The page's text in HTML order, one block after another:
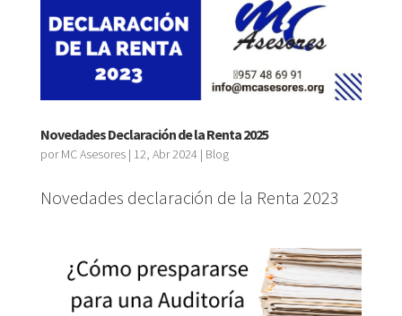
Novedades Declaración de la Renta 2025
porMC Asesores| 12, Abr 2024 | Blog
Novedades declaración de la Renta 2023